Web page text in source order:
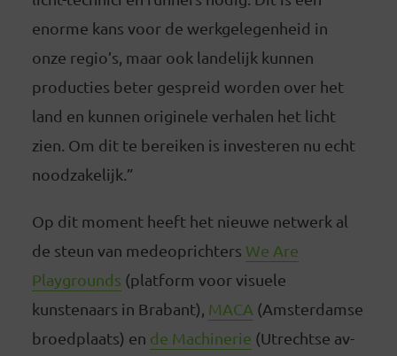
enorme kans voor de werkgelegenheid in
onze regio’s, maar ook landelijk kunnen
producties beter gespreid worden over het
land en kunnen originele verhalen het licht
zien. Om dit te bereiken is investeren nu echt
noodzakelijk.”
Op dit moment heeft het nieuwe netwerk al
de steun van medeoprichters We Are
Playgrounds (platform voor visuele
kunstenaars in Brabant), MACA (Amsterdamse
broedplaats) en de Machinerie (Utrechtse av-